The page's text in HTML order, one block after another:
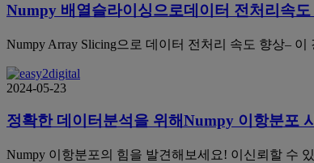
Numpy 배열슬라이싱으로데이터 전처리속도
Numpy Array Slicing으로 데이터 전처리 속도 향상–
2024-05-23
정확한 데이터분석을 위해Numpy 이항분포
Numpy 이항분포의 힘을 발견해보세요! 이신뢰할 수